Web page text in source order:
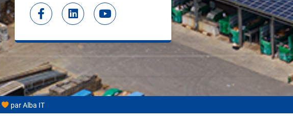
F
a
e
o
o
k
-
f
L
i
k
e
i
n
Y
o
t
parAlba IT